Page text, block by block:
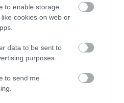
to enable storage
cookies on web or
data to be sent to
purposes.
to send me
πάει
η
57χρονο